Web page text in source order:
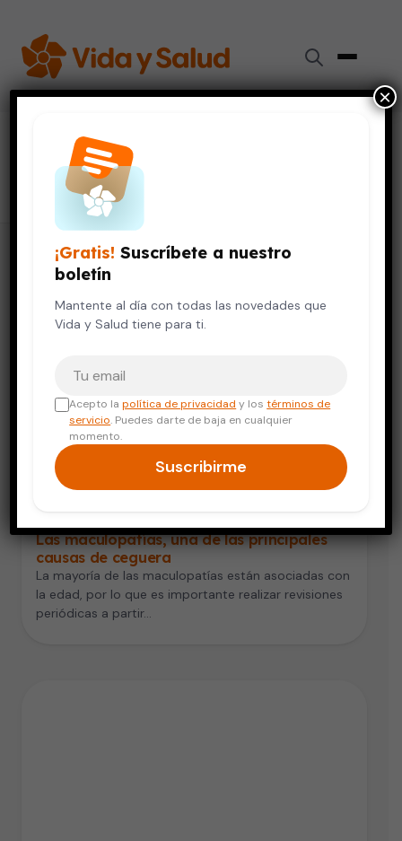
ciego
32 artículos
Las maculopatías, una de las principales
causas de ceguera
La mayoría de las maculopatías están asociadas con
la edad, por lo que es importante realizar revisiones
periódicas a partir…
¡Gratis! Suscríbete a nuestro
boletín
Mantente al día con todas las novedades que
Vida y Salud tiene para ti.
Acepto lapolítica de privacidad y lostérminos de
servicio. Puedes darte de baja en cualquier
momento.
Suscribirme
×